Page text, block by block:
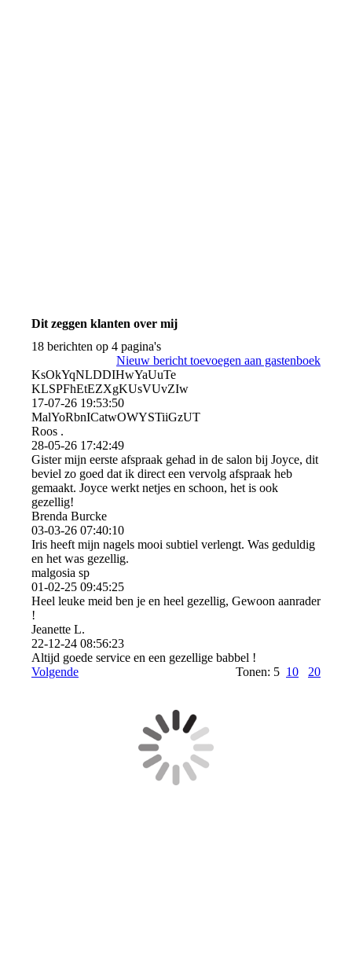
Dit zeggen klanten over mij
18 berichten op 4 pagina's
Nieuw bericht toevoegen aan gastenboek
KsOkYqNLDDIHwYaUuTe
KLSPFhEtEZXgKUsVUvZIw
17-07-26 19:53:50
MalYoRbnICatwOWYSTiiGzU­T
Roos .
28-05-26 17:42:49
Gister mijn eerste afspraak gehad in de salon bij Joyce, dit
beviel zo goed dat ik direct een vervolg afspraak heb
gemaakt. Joyce werkt netjes en schoon, het is ook
gezellig!
Brenda Burcke
03-03-26 07:40:10
Iris heeft mijn nagels mooi subtiel verlengt. Was geduldig
en het was gezellig.
malgosia sp
01-02-25 09:45:25
Heel leuke meid ben je en heel gezellig, Gewoon aanrader
!
Jeanette L.
22-12-24 08:56:23
Altijd goede service en een gezellige babbel !
Volgende
Tonen: 5 10 20